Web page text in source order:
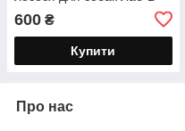
холодного віджиму для
собак та котів 01/27
600 ₴
Купити
Про нас